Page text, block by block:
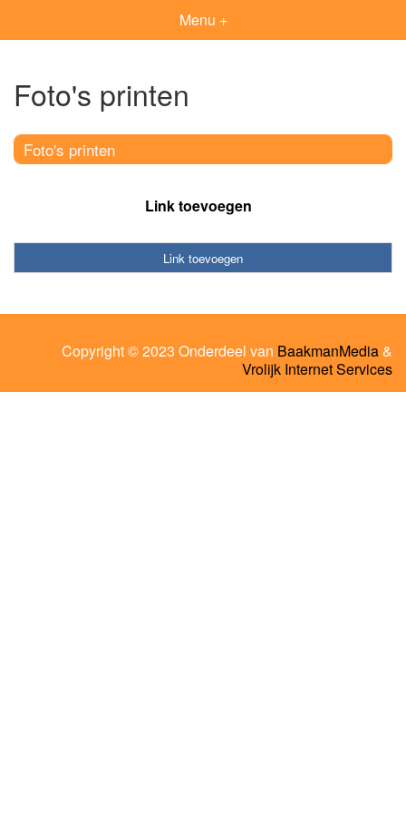
Menu +
Foto's printen
Foto's printen
Link toevoegen
Link toevoegen
Copyright © 2023 Onderdeel van BaakmanMedia&
Vrolijk Internet Services